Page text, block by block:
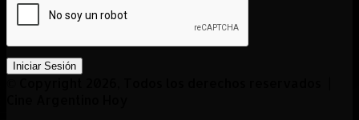
Iniciar Sesión